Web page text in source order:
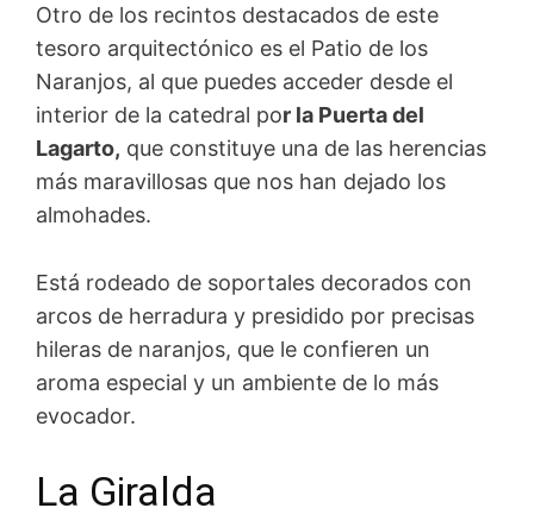
Otro de los recintos destacados de este
tesoro arquitectónico es el Patio de los
Naranjos, al que puedes acceder desde el
interior de la catedral por la Puerta del
Lagarto, que constituye una de las herencias
más maravillosas que nos han dejado los
almohades.
Está rodeado de soportales decorados con
arcos de herradura y presidido por precisas
hileras de naranjos, que le confieren un
aroma especial y un ambiente de lo más
evocador.
La Giralda